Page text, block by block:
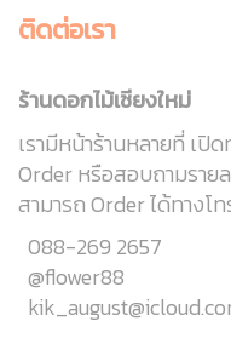
ติดต่อเรา
ร้านดอกไม้เชียงใหม่
เรามีหน้าร้านหลายที่ เปิ
Order หรือสอบถามราย
สามารถ Order ได้ทางโ
088-269 2657
@flower88